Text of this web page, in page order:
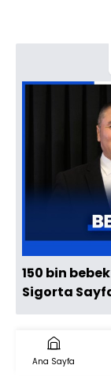
150 bin
Sigorta
Ana Sayfa